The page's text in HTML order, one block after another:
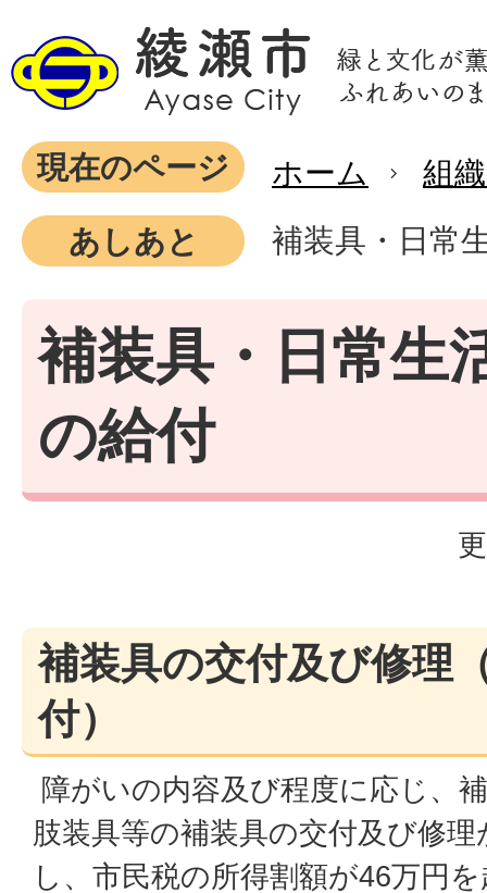
現在のページ ホーム
組
あしあと
補装具・日常
補装具・日常生
の給付
補装具の交付及び修理
付）
障がいの内容及び程度に応じ、
肢装具等の補装具の交付及び修
し、市民税の所得割額が46万円